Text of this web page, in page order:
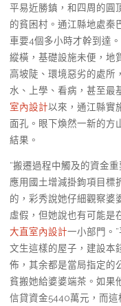
平易近勝鎮，和四周的圓
的貧困村。通江縣地處秦
車要4個多小時才幹到達
縱橫，基礎設施未便，地
高坡陡、環境惡劣的處所
水、上學、看病，甚至最
室內設計以來，通江縣實
面孔。眼下煥然一新的方
結果。
“搬遷過程中觸及的資金
應用國土增減掛鉤項目標
的，彩秀說她仔細觀察婆
虛假，但她說也有可能是
大直室內設計一小部門。
文生這樣的屋子，建設本
佈，其余都是當局指定的
貧搬她給婆婆端茶。如果
信貸資金5440萬元，而這